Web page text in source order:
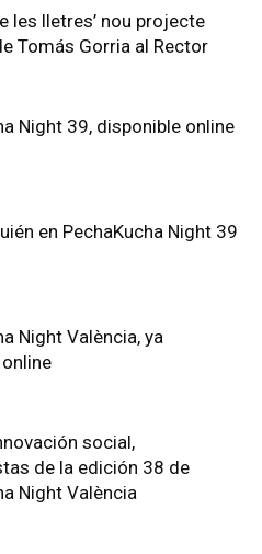
les lletres’ nou projecte
Tomás Gorria al Rector
Night 39, disponible online
en PechaKucha Night 39
Night València, ya
social,
de la edición 38 de
Night València